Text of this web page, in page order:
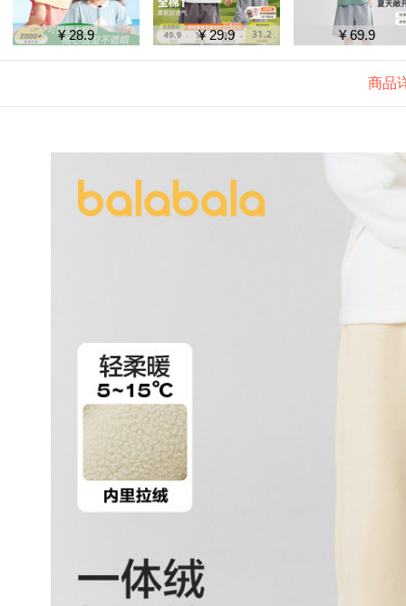
¥ 28.9 ¥ 29.9 ¥ 69.9
商品